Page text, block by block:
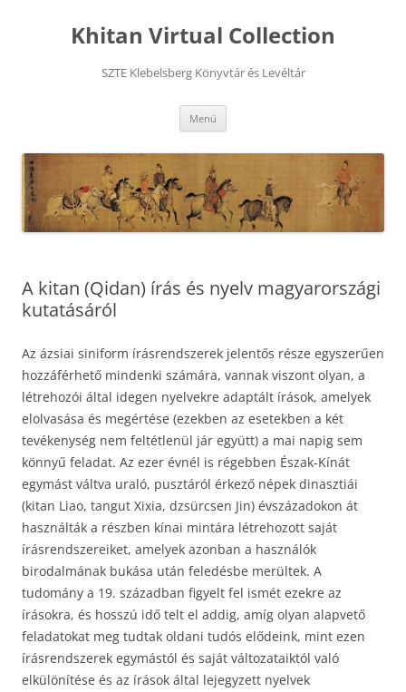
tartalombaKhitan Virtual Collection
SZTE Klebelsberg Könyvtár és Levéltár
Menü
A kitan (Qidan) írás és nyelv magyarországi
kutatásáról
Az ázsiai siniform írásrendszerek jelentős része egyszerűen
hozzáférhető mindenki számára, vannak viszont olyan, a
létrehozói által idegen nyelvekre adaptált írások, amelyek
elolvasása és megértése (ezekben az esetekben a két
tevékenység nem feltétlenül jár együtt) a mai napig sem
könnyű feladat. Az ezer évnél is régebben Észak-Kínát
egymást váltva uraló, pusztáról érkező népek dinasztiái
(kitan Liao, tangut Xixia, dzsürcsen Jin) évszázadokon át
használták a részben kínai mintára létrehozott saját
írásrendszereiket, amelyek azonban a használók
birodalmának bukása után feledésbe merültek. A
tudomány a 19. században figyelt fel ismét ezekre az
írásokra, és hosszú idő telt el addig, amíg olyan alapvető
feladatokat meg tudtak oldani tudós elődeink, mint ezen
írásrendszerek egymástól és saját változataiktól való
elkülönítése és az írások által lejegyzett nyelvek